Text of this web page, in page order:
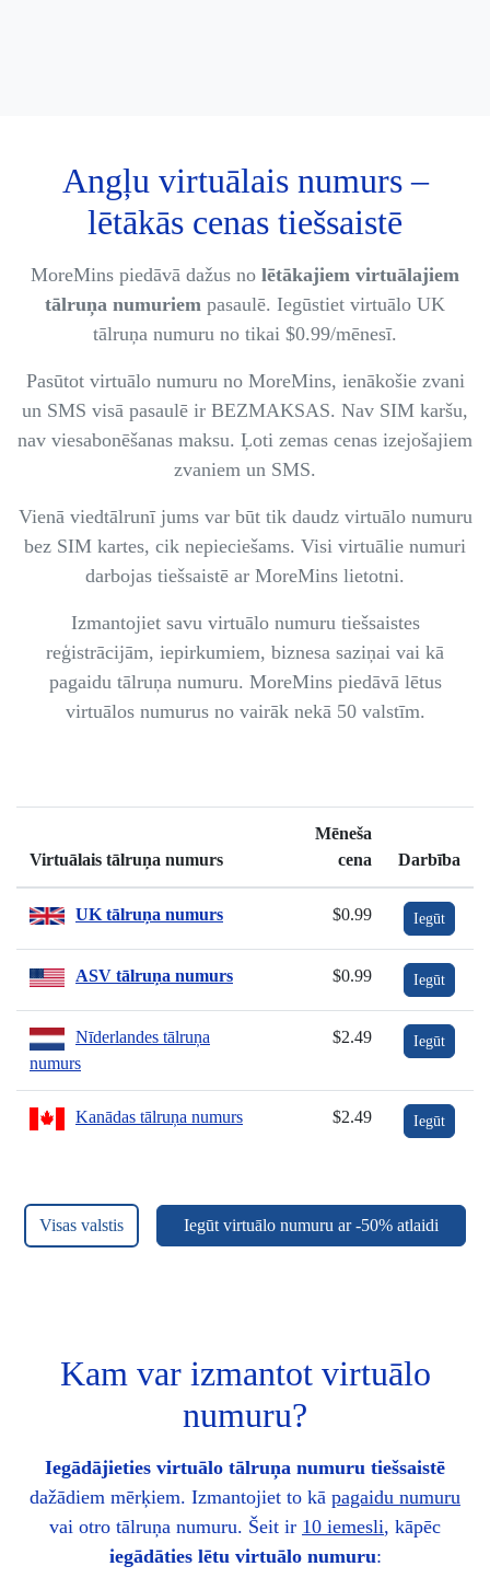
Angļu virtuālais numurs –
lētākās cenas tiešsaistē
MoreMins piedāvā dažus no lētākajiem virtuālajiem
tālruņa numuriem pasaulē. Iegūstiet virtuālo UK
tālruņa numuru no tikai $0.99/mēnesī.
Pasūtot virtuālo numuru no MoreMins, ienākošie zvani
un SMS visā pasaulē ir BEZMAKSAS. Nav SIM karšu,
nav viesabonēšanas maksu. Ļoti zemas cenas izejošajiem
zvaniem un SMS.
Vienā viedtālrunī jums var būt tik daudz virtuālo numuru
bez SIM kartes, cik nepieciešams. Visi virtuālie numuri
darbojas tiešsaistē ar MoreMins lietotni.
Izmantojiet savu virtuālo numuru tiešsaistes
reģistrācijām, iepirkumiem, biznesa saziņai vai kā
pagaidu tālruņa numuru. MoreMins piedāvā lētus
virtuālos numurus no vairāk nekā 50 valstīm.
Virtuālais tālruņa numurs
Mēneša
cena
Darbība
UK tālruņa numurs $0.99 Iegūt
ASV tālruņa numurs $0.99 Iegūt
Nīderlandes tālruņa
numurs
$2.49 Iegūt
Kanādas tālruņa numurs $2.49 Iegūt
Visas valstis Iegūt virtuālo numuru ar -50% atlaidi
Kam var izmantot virtuālo
numuru?
Iegādājieties virtuālo tālruņa numuru tiešsaistē
dažādiem mērķiem. Izmantojiet to kā pagaidu numuru
vai otro tālruņa numuru. Šeit ir 10 iemesli, kāpēc
iegādāties lētu virtuālo numuru: